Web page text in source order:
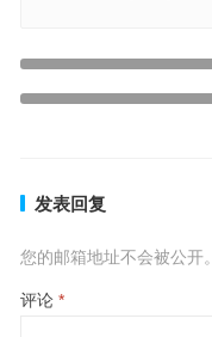
发表回复
您的邮箱地址不会被公开。
评论 *